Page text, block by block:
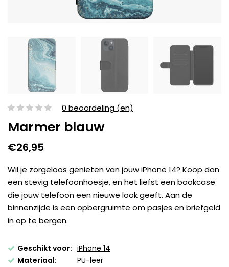
0 beoordeling (en)
Marmer blauw
€26,95
Wil je zorgeloos genieten van jouw iPhone 14? Koop dan
een stevig telefoonhoesje, en het liefst een bookcase
die jouw telefoon een nieuwe look geeft. Aan de
binnenzijde is een opbergruimte om pasjes en briefgeld
in op te bergen.
Geschikt voor: iPhone 14
Materiaal:
PU-leer